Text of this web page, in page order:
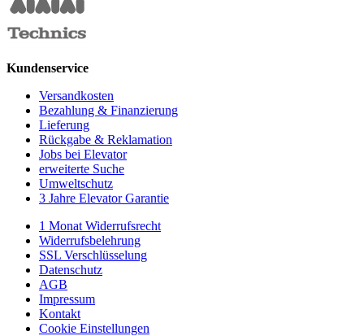
Kundenservice
Versandkosten
Bezahlung & Finanzierung
Lieferung
Rückgabe & Reklamation
Jobs bei Elevator
erweiterte Suche
Umweltschutz
3 Jahre Elevator Garantie
1 Monat Widerrufsrecht
Widerrufsbelehrung
SSL Verschlüsselung
Datenschutz
AGB
Impressum
Kontakt
Cookie Einstellungen